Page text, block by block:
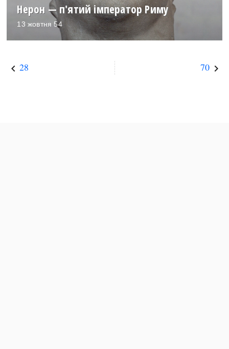
Нерон — п'ятий імператор Риму
13 жовтня 54
keyboard_arrow_left 28 70 keyboard_arrow_right